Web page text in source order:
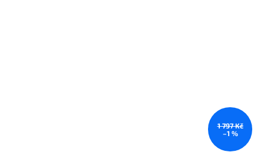
1 797 Kč
–1 %